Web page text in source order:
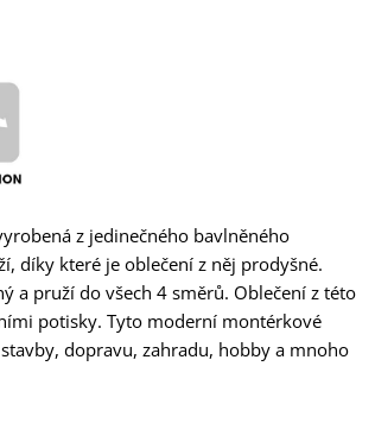
z jedinečného bavlněného
díky které je oblečení z něj prodyšné.
a pruží do všech 4 směrů. Oblečení z této
potisky. Tyto moderní montérkové
dopravu, zahradu, hobby a mnoho